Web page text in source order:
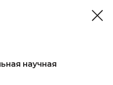
научная